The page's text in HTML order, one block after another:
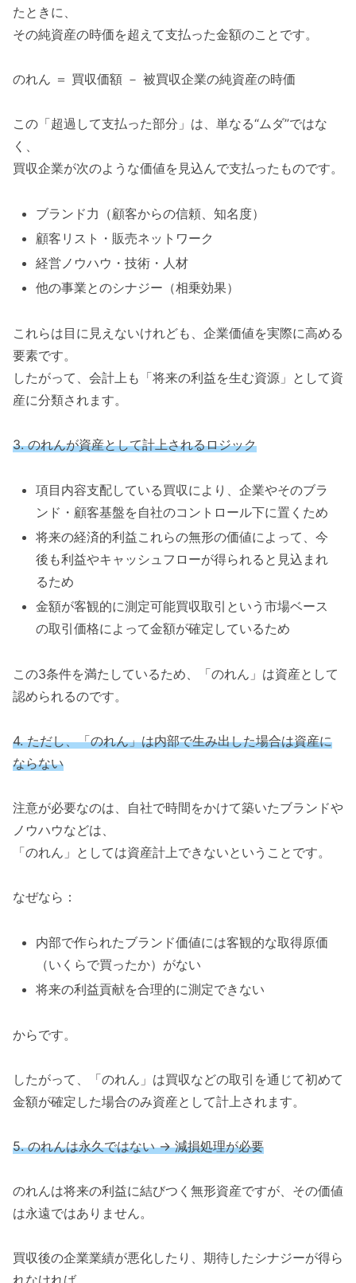
たときに、
その純資産の時価を超えて支払った金額のことです。
のれん ＝ 買収価額 － 被買収企業の純資産の時価
この「超過して支払った部分」は、単なる“ムダ”ではな
く、
買収企業が次のような価値を見込んで支払ったものです。
ブランド力（顧客からの信頼、知名度）
顧客リスト・販売ネットワーク
経営ノウハウ・技術・人材
他の事業とのシナジー（相乗効果）
これらは目に見えないけれども、企業価値を実際に高める
要素です。
したがって、会計上も「将来の利益を生む資源」として資
産に分類されます。
3. のれんが資産として計上されるロジック
項目内容支配している買収により、企業やそのブラ
ンド・顧客基盤を自社のコントロール下に置くため
将来の経済的利益これらの無形の価値によって、今
後も利益やキャッシュフローが得られると見込まれ
るため
金額が客観的に測定可能買収取引という市場ベース
の取引価格によって金額が確定しているため
この3条件を満たしているため、「のれん」は資産として
認められるのです。
4. ただし、「のれん」は内部で生み出した場合は資産に
ならない
注意が必要なのは、自社で時間をかけて築いたブランドや
ノウハウなどは、
「のれん」としては資産計上できないということです。
なぜなら：
内部で作られたブランド価値には客観的な取得原価
（いくらで買ったか）がない
将来の利益貢献を合理的に測定できない
からです。
したがって、「のれん」は買収などの取引を通じて初めて
金額が確定した場合のみ資産として計上されます。
5. のれんは永久ではない → 減損処理が必要
のれんは将来の利益に結びつく無形資産ですが、その価値
は永遠ではありません。
買収後の企業業績が悪化したり、期待したシナジーが得ら
れなければ、